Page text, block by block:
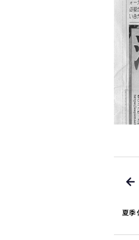
夏季